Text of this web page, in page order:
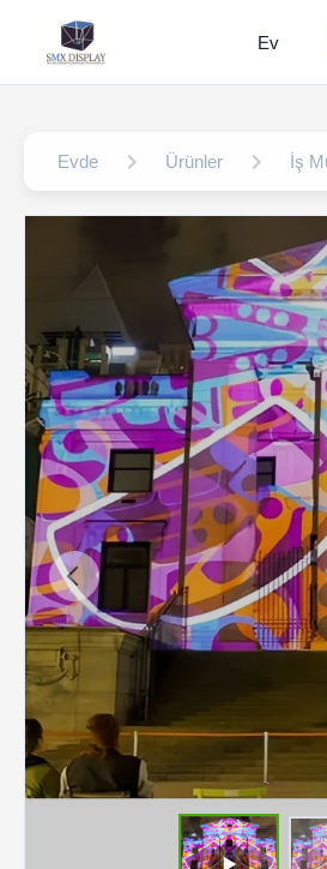
Ev
Evde Ürünler İş